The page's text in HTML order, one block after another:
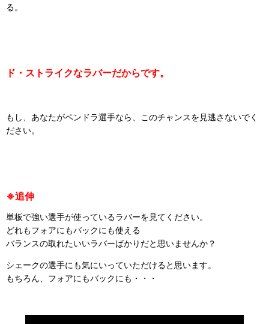
る。
ド・ストライクなラバーだからです。
もし、あなたがペンドラ選手なら、このチャンスを見逃さないでく
ださい。
※追伸
単板で強い選手が使っているラバーを見てください。
どれもフォアにもバックにも使える
バランスの取れたいいラバーばかりだと思いませんか？
シェークの選手にも気にいっていただけると思います。
もちろん、フォアにもバックにも・・・